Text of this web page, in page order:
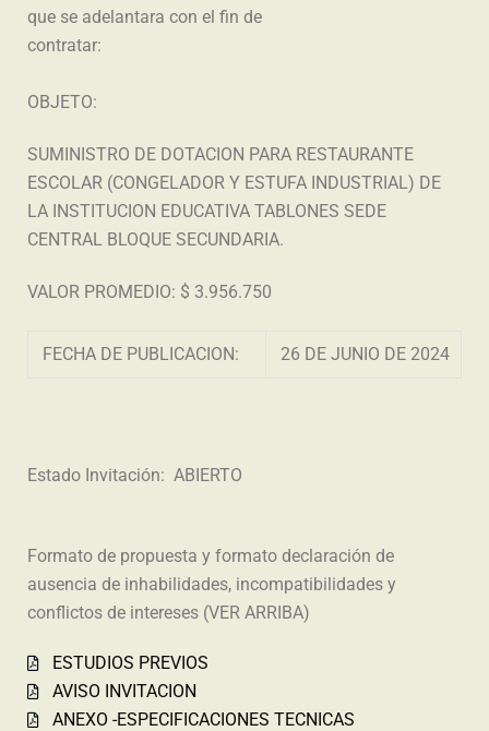
que se adelantara con el fin de
contratar:
OBJETO:
SUMINISTRO DE DOTACION PARA RESTAURANTE
ESCOLAR (CONGELADOR Y ESTUFA INDUSTRIAL) DE
LA INSTITUCION EDUCATIVA TABLONES SEDE
CENTRAL BLOQUE SECUNDARIA.
VALOR PROMEDIO: $ 3.956.750
FECHA DE PUBLICACION: 26 DE JUNIO DE 2024
Estado Invitación: ABIERTO
Formato de propuesta y formato declaración de
ausencia de inhabilidades, incompatibilidades y
conflictos de intereses (VER ARRIBA)
ESTUDIOS PREVIOS
AVISO INVITACION
ANEXO -ESPECIFICACIONES TECNICAS